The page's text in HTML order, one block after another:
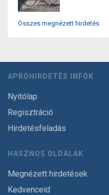
Összes megnézett hirdetés
APRÓHIRDETÉS INFÓK
Nyitólap
Regisztráció
Hirdetésfeladás
HASZNOS OLDALAK
Megnézett hirdetések
Kedvenceid